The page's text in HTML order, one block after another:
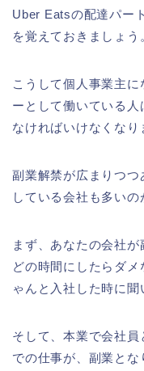
Uber Eatsの配達パー
を覚えておきましょう
こうして個人事業主
ーとして働いている
なければいけなくなり
副業解禁が広まりつつ
している会社も多いの
まず、あなたの会社
どの時間にしたらダ
ゃんと入社した時に聞
そして、本業で会社
での仕事が、副業と